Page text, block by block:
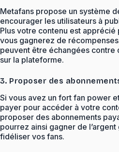
Metafans propose un système
encourager les utilisateurs à
Plus votre contenu est apprécié
vous gagnerez de
peuvent être échangées contre
sur la plateforme.
3. Proposer des
Si vous avez un fort fan power
payer pour accéder à votre
proposer des abonnements
pourrez ainsi gagner de
fidéliser vos fans.